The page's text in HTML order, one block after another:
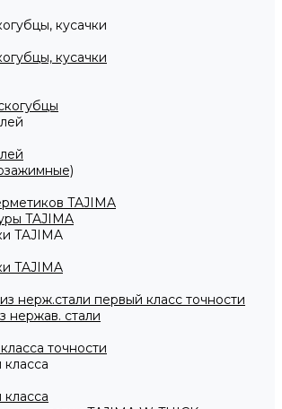
кусачки
кусачки
TAJIMA
TAJIMA
TAJIMA
TAJIMA
нерж.стали первый класс точности
нержав. стали
точности